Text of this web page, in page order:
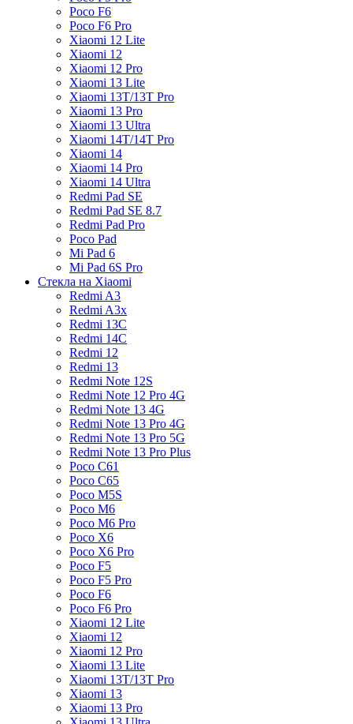
Poco F6
Poco F6 Pro
Xiaomi 12 Lite
Xiaomi 12
Xiaomi 12 Pro
Xiaomi 13 Lite
Xiaomi 13T/13T Pro
Xiaomi 13 Pro
Xiaomi 13 Ultra
Xiaomi 14T/14T Pro
Xiaomi 14
Xiaomi 14 Pro
Xiaomi 14 Ultra
Redmi Pad SE
Redmi Pad SE 8.7
Redmi Pad Pro
Poco Pad
Mi Pad 6
Mi Pad 6S Pro
Стекла на Xiaomi
Redmi A3
Redmi A3x
Redmi 13C
Redmi 14C
Redmi 12
Redmi 13
Redmi Note 12S
Redmi Note 12 Pro 4G
Redmi Note 13 4G
Redmi Note 13 Pro 4G
Redmi Note 13 Pro 5G
Redmi Note 13 Pro Plus
Poco C61
Poco C65
Poco M5S
Poco M6
Poco M6 Pro
Poco X6
Poco X6 Pro
Poco F5
Poco F5 Pro
Poco F6
Poco F6 Pro
Xiaomi 12 Lite
Xiaomi 12
Xiaomi 12 Pro
Xiaomi 13 Lite
Xiaomi 13T/13T Pro
Xiaomi 13
Xiaomi 13 Pro